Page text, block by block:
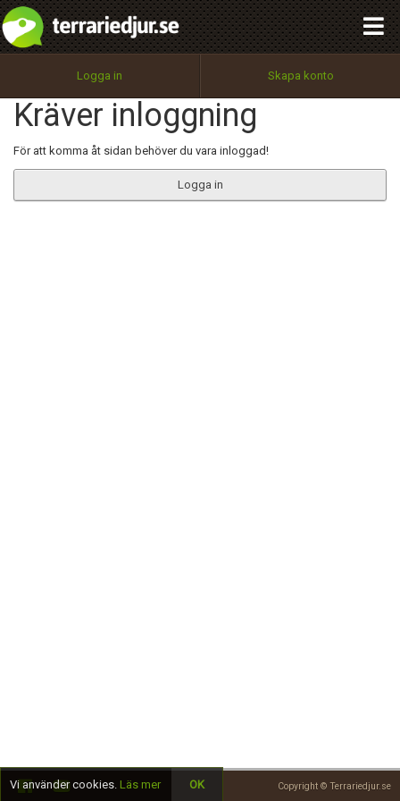
Logga in Skapa konto
Kräver inloggning
För att komma åt sidan behöver du vara inloggad!
Logga in
Copyright © Terrariedjur.se
Utför
100%
OK
integritetspolicy
Namn:
Epost:
Begär nytt lösenord
Tillbaka till förstasidan
Vi använder cookies. Läs mer OK